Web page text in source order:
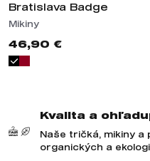
Bratislava Badge
Mikiny
46,90 €
Kvalita a
Naše tričká, mikiny a
organických a